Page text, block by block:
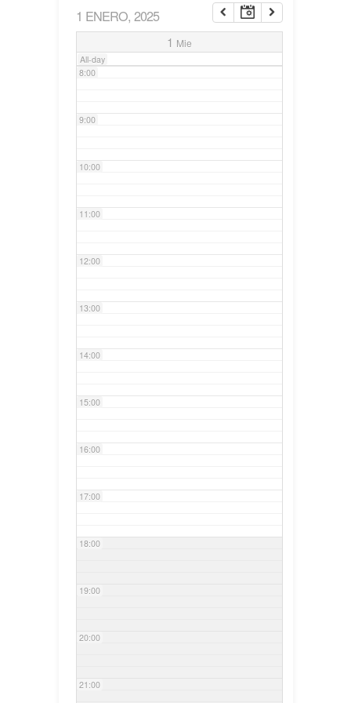
1 ENERO, 2025
1 Mie
All-day
7:00
8:00
9:00
10:00
11:00
12:00
13:00
14:00
15:00
16:00
17:00
18:00
19:00
20:00
21:00